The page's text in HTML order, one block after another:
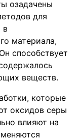
озадачены
для
в
материала,
способствует
веществ.
которые
оксидов серы
влияют на